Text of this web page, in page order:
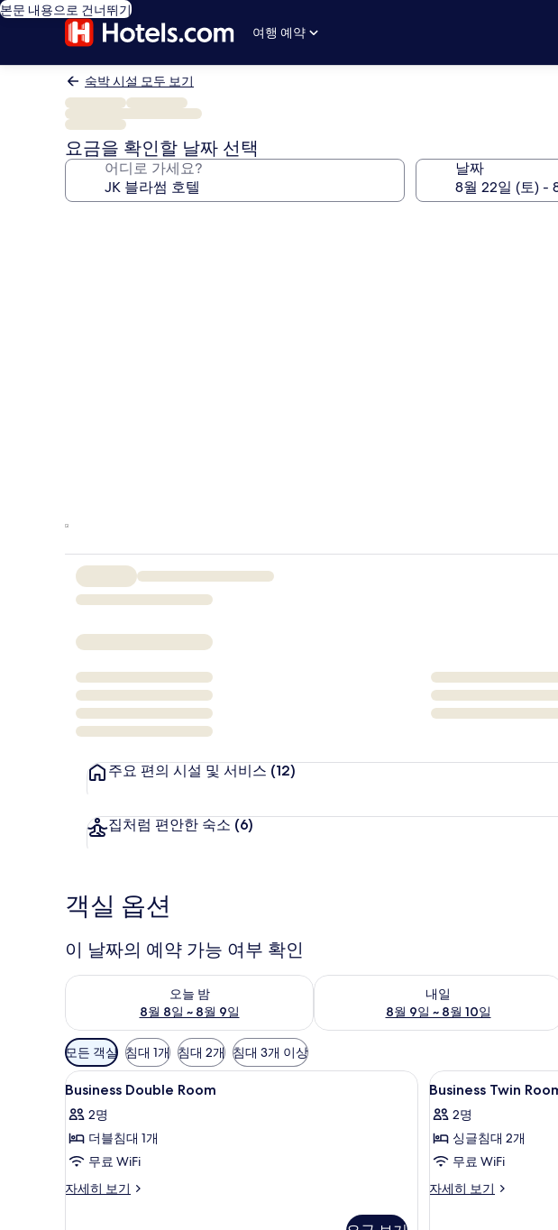
본문 내용으로 건너뛰기
여행 예약
숙박 시설 모두 보기
요금을 확인할 날짜 선택
어디로 가세요? 날짜
주요 편의 시설 및 서비스 (12)
집처럼 편안한 숙소 (6)
객실 옵션
이 날짜의 예약 가능 여부 확인
오늘 밤
8월 8일 ~ 8월 9일
오늘 밤 예약 가능 여부 확인, 8월 8일 ~ 8월 9일
내일
8월 9일 ~ 8월 10일
내일 예약 가능 여부 확인, 8월 9일 ~ 8
객
실
에
사
용
가
능
한
모든 객실 침대 1개 침대 2개 침대 3개 이상
Business
Double
Room
사
진
모
고급 침구, 오리/거위털 이불, 객실 내 금고, 방음 설비
3
Business Double Room
2명
더블침대 1개
무료 WiFi
자세히 보기
Business
Business
Twin
Room,
City
View
사
7
Business Twin
2명
싱글침대 2개
무료 WiFi
자세히 보기
Business